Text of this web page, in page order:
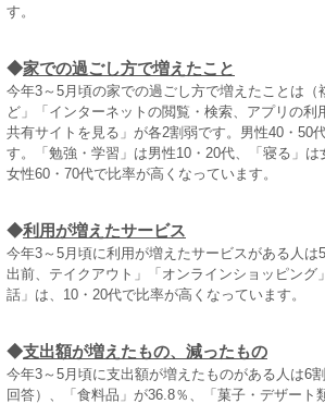
す。
◆家での過ごし方で増えたこと
今年3～5月頃の家での過ごし方で増えたことは
ど」「インターネットの閲覧・検索、アプリの
共有サイトを見る」が各2割弱です。男性40・50
す。「勉強・学習」は男性10・20代、「寝る」
女性60・70代で比率が高くなっています。
◆利用が増えたサービス
今年3～5月頃に利用が増えたサービスがある人
出前、テイクアウト」「オンラインショッピン
話」は、10・20代で比率が高くなっています。
◆支出額が増えたもの、減ったもの
今年3～5月頃に支出額が増えたものがある人は6
回答）、「食料品」が36.8％、「菓子・デザー